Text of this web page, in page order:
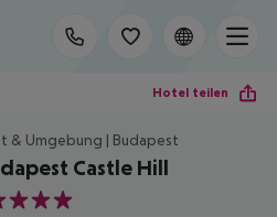
Hotel teilen
& Umgebung | Budapest
Castle Hill